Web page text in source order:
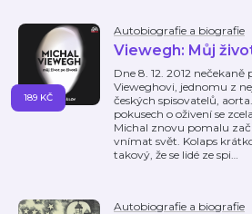
Autobiografie a biografie
Viewegh: Můj
Dne 8. 12. 2012 nečekaně
Vieweghovi, jednomu z
českých spisovatelů,
pokusech o oživení se
Michal znovu pomalu
vnímat svět. Kolaps
takový, že se lidé ze spi…
189 KČ
Autobiografie a biografie